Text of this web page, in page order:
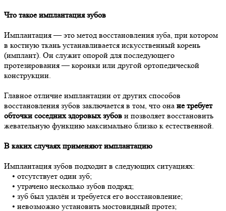
Что такое имплантация зубов
Имплантация — это метод восстановления зуба, при котором
в костную ткань устанавливается искусственный корень
(имплант). Он служит опорой для последующего
протезирования — коронки или другой ортопедической
конструкции.
Главное отличие имплантации от других способов
восстановления зубов заключается в том, что она не требует
обточки соседних здоровых зубов и позволяет восстановить
жевательную функцию максимально близко к естественной.
В каких случаях применяют имплантацию
Имплантация зубов подходит в следующих ситуациях:
• отсутствует один зуб;
• утрачено несколько зубов подряд;
• зуб был удалён и требуется его восстановление;
• невозможно установить мостовидный протез;